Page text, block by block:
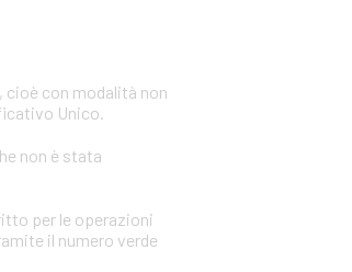
cioè con modalità non
Unico.
non è stata
per le operazioni
il numero verde